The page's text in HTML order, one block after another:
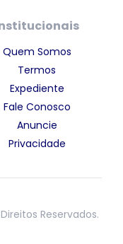
Quem Somos
Termos
Expediente
Fale Conosco
Anuncie
Privacidade
Reservados.